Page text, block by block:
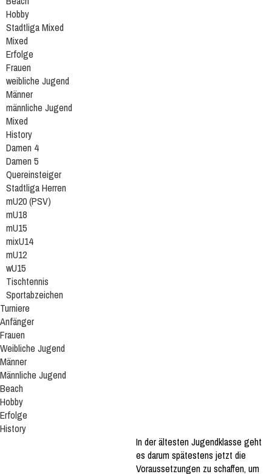
Hobby
Stadtliga Mixed
Mixed
Erfolge
Frauen
weibliche Jugend
Männer
männliche Jugend
Mixed
History
Damen 4
Damen 5
Quereinsteiger
Stadtliga Herren
mU20 (PSV)
mU18
mU15
mixU14
mU12
wU15
Tischtennis
Sportabzeichen
Turniere
Anfänger
Frauen
Weibliche Jugend
Männer
Männliche Jugend
Beach
Hobby
Erfolge
History
In der ältesten Jugendklasse geht
es darum spätestens jetzt die
Voraussetzungen zu schaffen, um